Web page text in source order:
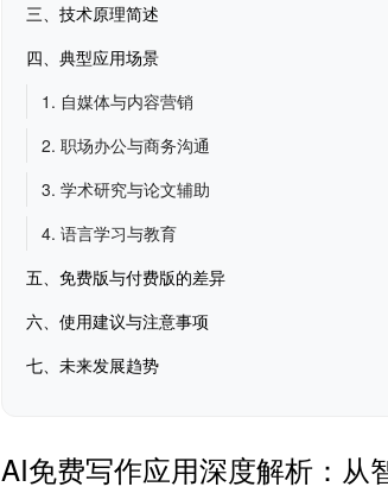
三、技术原理简述
四、典型应用场景
1. 自媒体与内容营销
2. 职场办公与商务沟通
3. 学术研究与论文辅助
4. 语言学习与教育
五、免费版与付费版的差异
六、使用建议与注意事项
七、未来发展趋势
AI免费写作应用深度解析：从